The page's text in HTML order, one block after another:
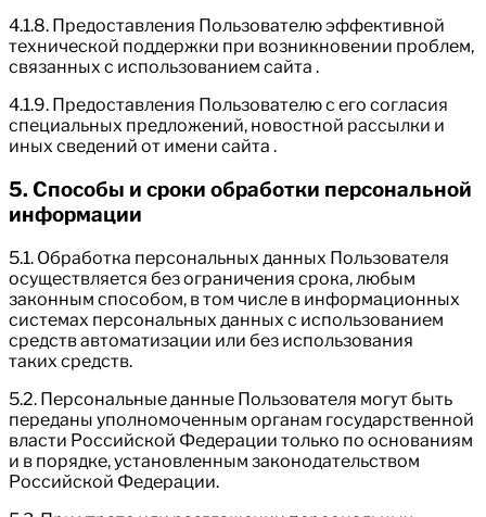
4.1.8. Предоставления Пользователю эффективной
технической поддержки при возникновении проблем,
связанных с использованием сайта .
4.1.9. Предоставления Пользователю с его согласия
специальных предложений, новостной рассылки и
иных сведений от имени сайта .
5. Способы и сроки обработки персональной
информации
5.1. Обработка персональных данных Пользователя
осуществляется без ограничения срока, любым
законным способом, в том числе в информационных
системах персональных данных с использованием
средств автоматизации или без использования
таких средств.
5.2. Персональные данные Пользователя могут быть
переданы уполномоченным органам государственной
власти Российской Федерации только по основаниям
и в порядке, установленным законодательством
Российской Федерации.